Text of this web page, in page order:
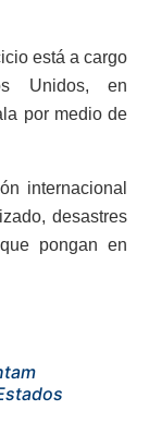
está a cargo
Unidos, en
por medio de
internacional
desastres
pongan en